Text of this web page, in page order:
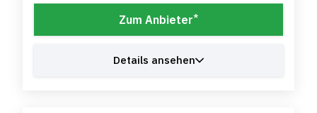
Zum Anbieter*
Details ansehen